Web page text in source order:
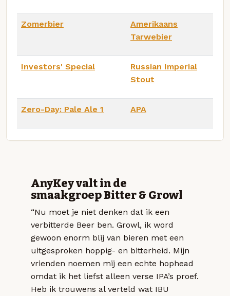
Zomerbier
Amerikaans
Tarwebier
Investors' Special
Russian Imperial
Stout
Zero-Day: Pale Ale 1 APA
AnyKey valt in de
smaakgroep Bitter & Growl
“Nu moet je niet denken dat ik een
verbitterde Beer ben. Growl, ik word
gewoon enorm blij van bieren met een
uitgesproken hoppig- en bitterheid. Mijn
vrienden noemen mij een echte hophead
omdat ik het liefst alleen verse IPA’s proef.
Heb ik trouwens al verteld wat IBU